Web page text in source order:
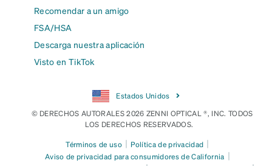
Recomendar a un amigo
FSA/HSA
Descarga nuestra aplicación
Visto en TikTok
Estados Unidos
© DERECHOS AUTORALES 2026 ZENNI OPTICAL ®, INC. TODOS
LOS DERECHOS RESERVADOS.
Términos de uso | Política de privacidad |
Aviso de privacidad para consumidores de California |